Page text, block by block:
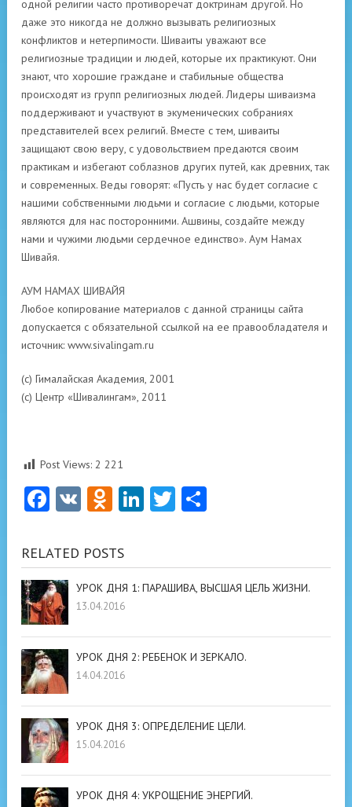
одной религии часто противоречат доктринам другой. Но
даже это никогда не должно вызывать религиозных
конфликтов и нетерпимости. Шиваиты уважают все
религиозные традиции и людей, которые их практикуют. Они
знают, что хорошие граждане и стабильные общества
происходят из групп религиозных людей. Лидеры шиваизма
поддерживают и участвуют в экуменических собраниях
представителей всех религий. Вместе с тем, шиваиты
защищают свою веру, с удовольствием предаются своим
практикам и избегают соблазнов других путей, как древних, так
и современных. Веды говорят: «Пусть у нас будет согласие с
нашими собственными людьми и согласие с людьми, которые
являются для нас посторонними. Ашвины, создайте между
нами и чужими людьми сердечное единство». Аум Намах
Шивайя.
АУМ НАМАХ ШИВАЙЯ
Любое копирование материалов с данной страницы сайта
допускается с обязательной ссылкой на ее правообладателя и
источник: www.sivalingam.ru
(с) Гималайская Академия, 2001
(с) Центр «Шивалингам», 2011
Post Views: 2 221
Facebook
VK Odnoklassniki
LinkedIn
Twitter
RELATED POSTS
УРОК ДНЯ 1: ПАРАШИВА, ВЫСШАЯ ЦЕЛЬ ЖИЗНИ.
13.04.2016
УРОК ДНЯ 2: РЕБЕНОК И ЗЕРКАЛО.
14.04.2016
УРОК ДНЯ 3: ОПРЕДЕЛЕНИЕ ЦЕЛИ.
15.04.2016
УРОК ДНЯ 4: УКРОЩЕНИЕ ЭНЕРГИЙ.